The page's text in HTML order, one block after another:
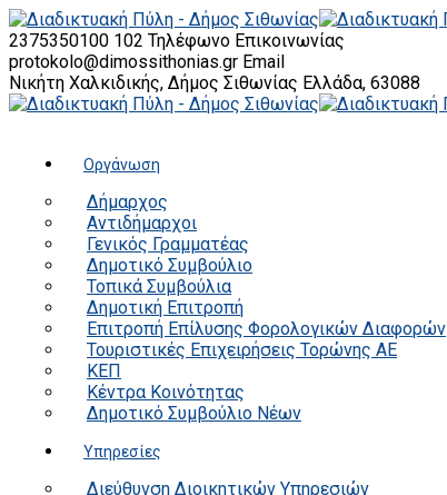
2375350100 102 Τηλέφωνο Επικοινωνίας
protokolo@dimossithonias.gr Email
Νικήτη Χαλκιδικής, Δήμος Σιθωνίας Ελλάδα, 63088
Οργάνωση
Δήμαρχος
Αντιδήμαρχοι
Γενικός Γραμματέας
Δημοτικό Συμβούλιο
Τοπικά Συμβούλια
Δημοτική Επιτροπή
Επιτροπή Επίλυσης Φορολογικών Διαφορών
Τουριστικές Επιχειρήσεις Τορώνης ΑΕ
ΚΕΠ
Κέντρα Κοινότητας
Δημοτικό Συμβούλιο Νέων
Υπηρεσίες
Διεύθυνση Διοικητικών Υπηρεσιών